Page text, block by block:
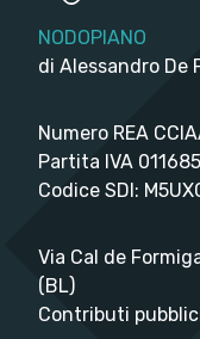
NODOPIANO
di Alessandro De
Numero REA
Partita IVA
Codice SDI:
Via Cal de
(BL)
Contributi